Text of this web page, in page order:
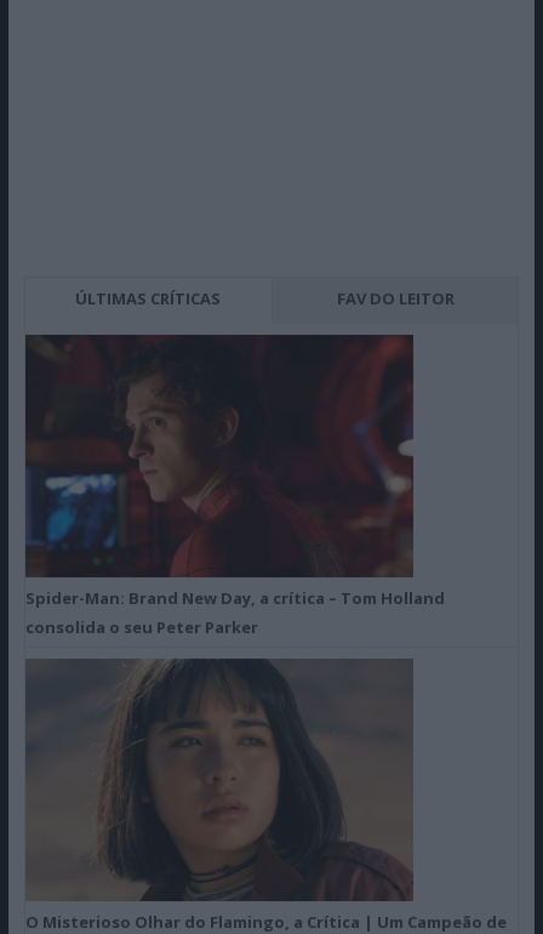
ÚLTIMAS CRÍTICAS FAV DO LEITOR
Spider-Man: Brand New Day, a crítica – Tom Holland
consolida o seu Peter Parker
O Misterioso Olhar do Flamingo, a Crítica | Um Campeão de